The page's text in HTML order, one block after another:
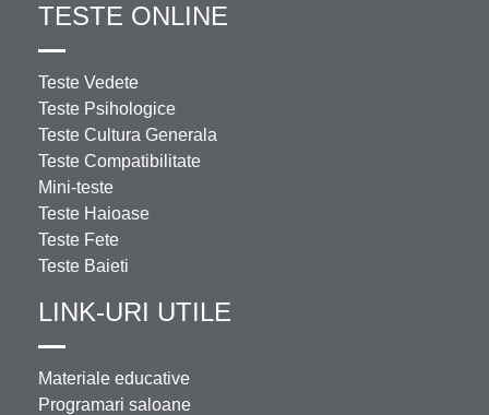
TESTE ONLINE
Teste Vedete
Teste Psihologice
Teste Cultura Generala
Teste Compatibilitate
Mini-teste
Teste Haioase
Teste Fete
Teste Baieti
LINK-URI UTILE
Materiale educative
Programari saloane